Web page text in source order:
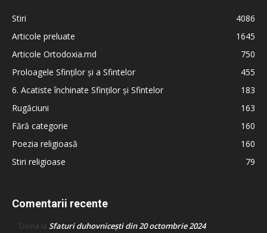
Stiri
4086
Articole preluate
1645
Articole Ortodoxia.md
750
Proloagele Sfinților și a Sfintelor
455
6. Acatiste închinate Sfinților și Sfintelor
183
Rugăciuni
163
Fără categorie
160
Poezia religioasă
160
Stiri religioase
79
Comentarii recente
Doina la Sfaturi duhovnicești din 20 octombrie 2024